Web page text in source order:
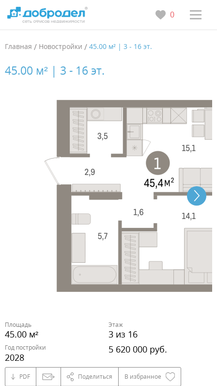
0
Главная / Новостройки / 45.00 м² | 3 - 16 эт.
45.00 м² | 3 - 16 эт.
Площадь
45.00 м²
Этаж
3 из 16
Год постройки
2028
5 620 000 руб.
PDF Поделиться В избранное